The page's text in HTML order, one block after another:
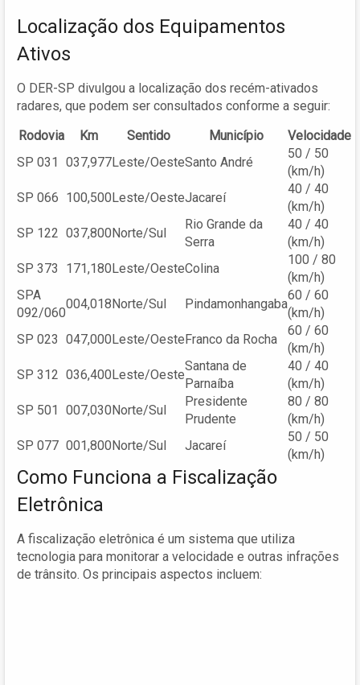
Localização dos Equipamentos
Ativos
O DER-SP divulgou a localização dos recém-ativados
radares, que podem ser consultados conforme a seguir:
Rodovia
Km Sentido Município
Velocidade
SP 031 037,977Leste/OesteSanto André
50 / 50
(km/h)
SP 066 100,500Leste/OesteJacareí
40 / 40
(km/h)
SP 122 037,800Norte/Sul
Rio Grande da
Serra
40 / 40
(km/h)
SP 373
171,180Leste/OesteColina
100 / 80
(km/h)
SPA
092/060
004,018Norte/Sul Pindamonhangaba
60 / 60
(km/h)
SP 023 047,000Leste/OesteFranco da Rocha
60 / 60
(km/h)
SP 312 036,400Leste/Oeste
Santana de
Parnaíba
40 / 40
(km/h)
SP 501 007,030Norte/Sul
Presidente
Prudente
80 / 80
(km/h)
SP 077 001,800Norte/Sul Jacareí
50 / 50
(km/h)
Como Funciona a Fiscalização
Eletrônica
A fiscalização eletrônica é um sistema que utiliza
tecnologia para monitorar a velocidade e outras infrações
de trânsito. Os principais aspectos incluem: